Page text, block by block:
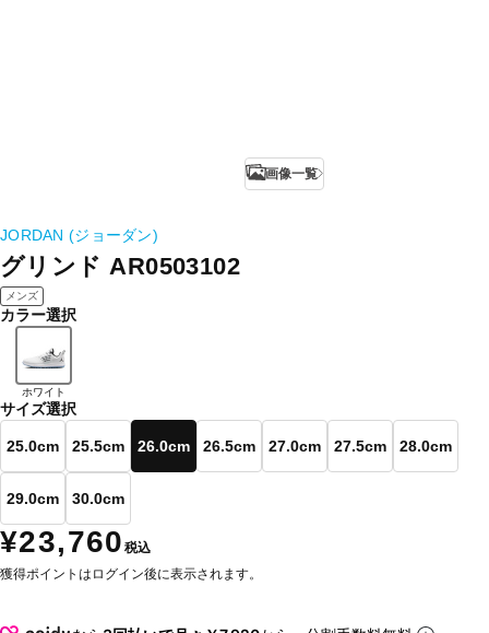
画像一覧
JORDAN (ジョーダン)
グリンド AR0503102
メンズ
カラー選択
ホワイト
サイズ選択
25.0cm 25.5cm 26.0cm 26.5cm 27.0cm 27.5cm 28.0cm
29.0cm 30.0cm
¥23,760 税込
獲得ポイントはログイン後に表示されます。